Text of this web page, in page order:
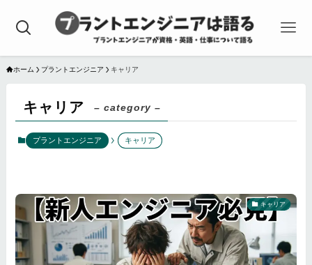
ホーム プラントエンジニア キャリア
キャリア – category –
プラントエンジニア キャリア
キャリア